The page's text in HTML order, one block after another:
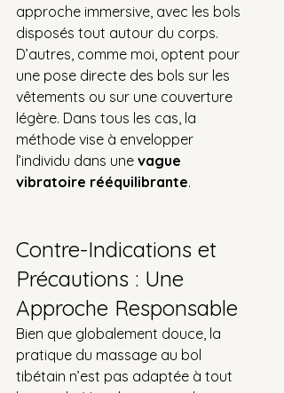
approche immersive, avec les bols
disposés tout autour du corps.
D’autres, comme moi, optent pour
une pose directe des bols sur les
vêtements ou sur une couverture
légère. Dans tous les cas, la
méthode vise à envelopper
l’individu dans une vague
vibratoire rééquilibrante.
Contre-Indications et
Précautions : Une
Approche Responsable
Bien que globalement douce, la
pratique du massage au bol
tibétain n’est pas adaptée à tout